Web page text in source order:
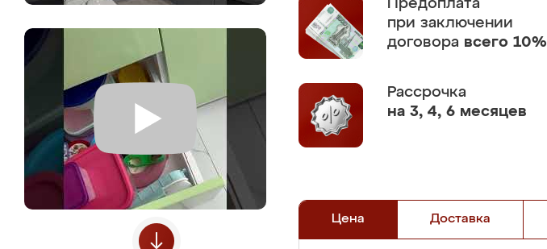
Предоплата
при заключении
договора всего 10%
Рассрочка
на 3, 4, 6 месяцев
Цена Доставка